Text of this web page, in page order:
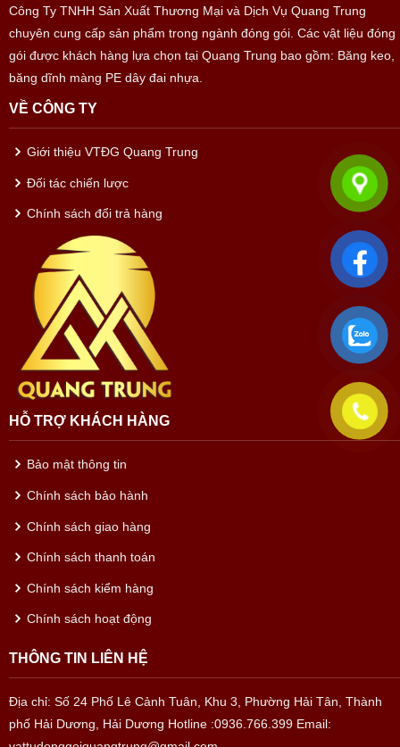
Công Ty TNHH Sản Xuất Thương Mại và Dịch Vụ Quang Trung
chuyên cung cấp sản phẩm trong ngành đóng gói. Các vật liệu đóng
gói được khách hàng lựa chọn tại Quang Trung bao gồm: Băng keo,
băng dĩnh màng PE dây đai nhựa.
VỀ CÔNG TY
Giới thiệu VTĐG Quang Trung
Đối tác chiến lược
Chính sách đổi trả hàng
HỖ TRỢ KHÁCH HÀNG
Bảo mật thông tin
Chính sách bảo hành
Chính sách giao hàng
Chính sách thanh toán
Chính sách kiểm hàng
Chính sách hoạt động
THÔNG TIN LIÊN HỆ
Địa chỉ: Số 24 Phố Lê Cảnh Tuân, Khu 3, Phường Hải Tân, Thành
phố Hải Dương, Hải Dương Hotline :0936.766.399 Email: